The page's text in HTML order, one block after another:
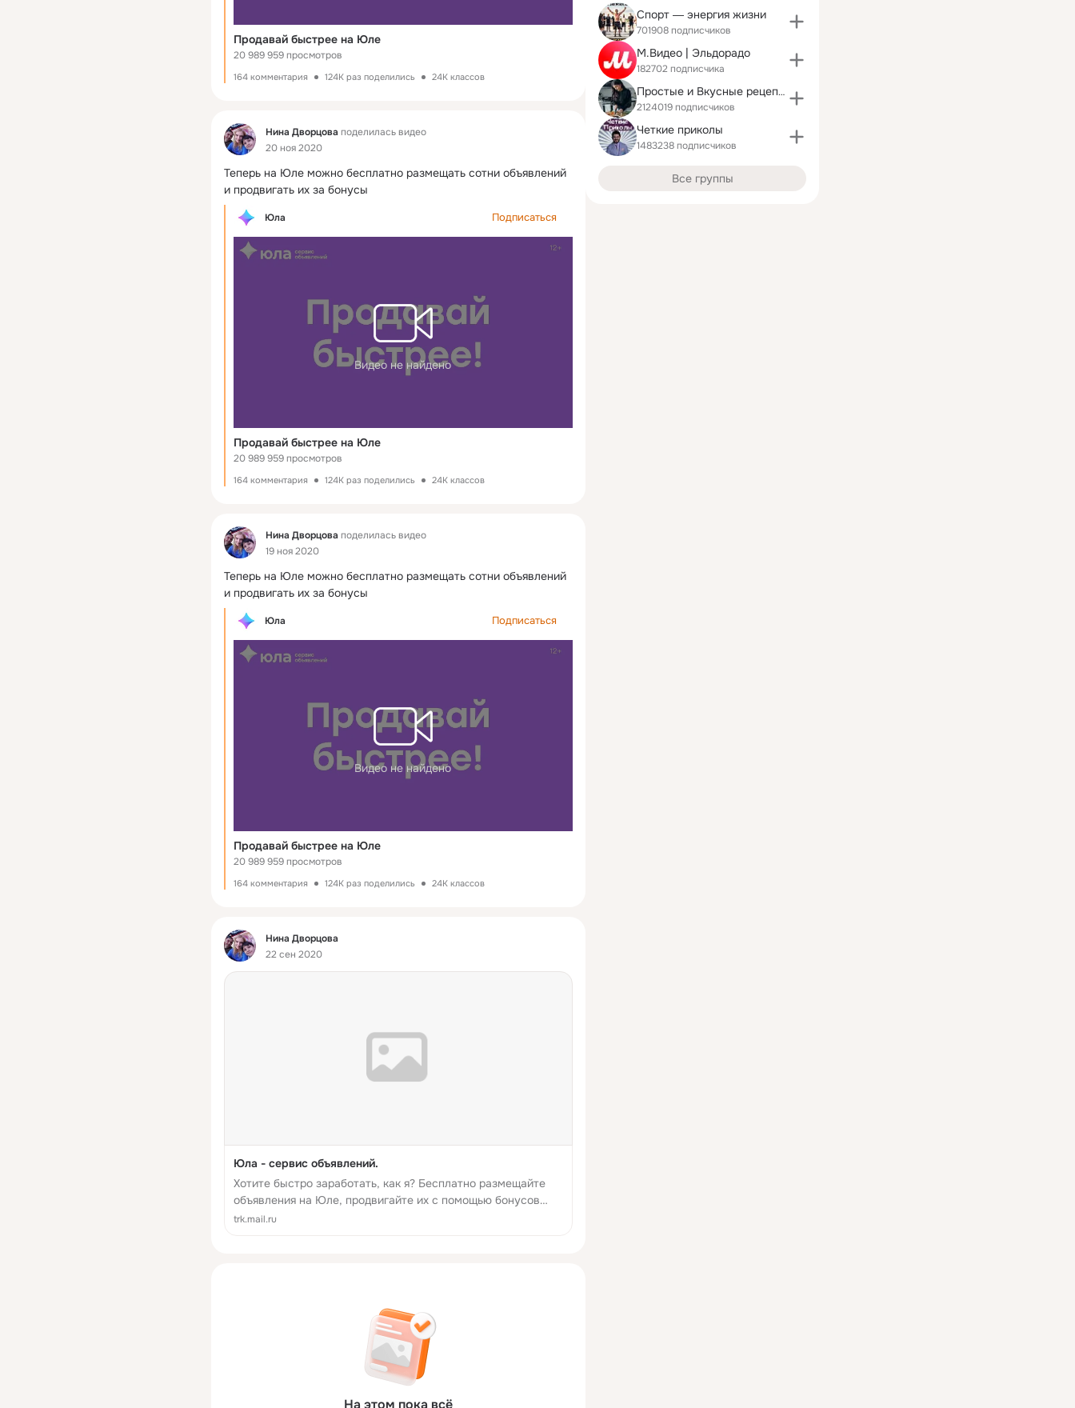
Продавай быстрее на Юле
20 989 959 просмотров
164 комментария 124K раз поделились 24K классов
Фид Нина Дворцова поделилась видео
20 ноя 2020
Теперь на Юле можно бесплатно размещать сотни объявлений
и продвигать их за бонусы
Юла Подписаться
Видео не найдено
Продавай быстрее на Юле
20 989 959 просмотров
164 комментария 124K раз поделились 24K классов
Фид Нина Дворцова поделилась видео
19 ноя 2020
Теперь на Юле можно бесплатно размещать сотни объявлений
и продвигать их за бонусы
Юла Подписаться
Видео не найдено
Продавай быстрее на Юле
20 989 959 просмотров
164 комментария 124K раз поделились 24K классов
Фид
Нина Дворцова
22 сен 2020
Юла - сервис объявлений.
Хотите быстро заработать, как я? Бесплатно размещайте
объявления на Юле, продвигайте их с помощью бонусов
(они тоже бесплатные) и продавайте соседям. А если вы
trk.mail.ru
На этом пока всё
Спорт ― энергия жизни
701908 подписчиков
М.Видео | Эльдорадо
182702 подписчика
Простые и Вкусные рецепты
2124019 подписчиков
Четкие приколы
1483238 подписчиков
Все группы